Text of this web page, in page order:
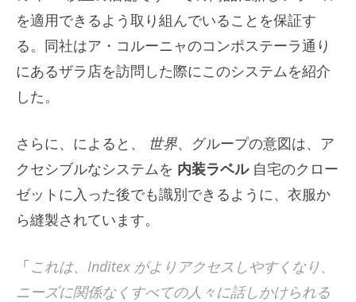
を適用できるよう取り組んでいることを保証す
る。同社はア・コルーニャのコンポステーラ通り
にあるザラ店を訪問した際にこのシステムを紹介
した。
さらに、によると、 世界、グループの意図は、ア
クセシブルなシステムを 内装ラベル自宅のクロー
ゼットに入った後でも識別できるように、衣服か
ら縫製されています。
「これは、Inditex がよりアクセスしやすくなり、
ニーズに関係なくすべての人々に話しかけられる